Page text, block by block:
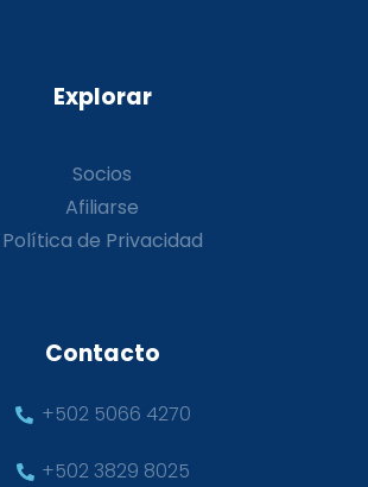
Explorar
Socios
Afiliarse
Política de Privacidad
Contacto
+502 5066 4270
+502 3829 8025